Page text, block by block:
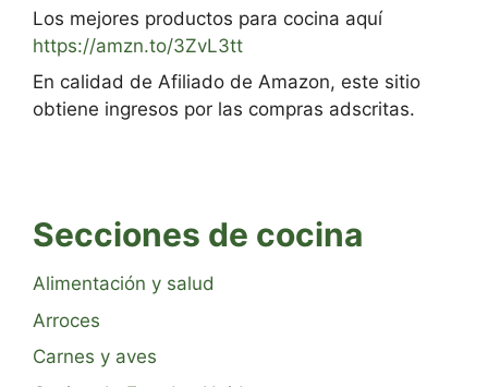
Los mejores productos para cocina aquí
https://amzn.to/3ZvL3tt
En calidad de Afiliado de Amazon, este sitio
obtiene ingresos por las compras adscritas.
Secciones de cocina
Alimentación y salud
Arroces
Carnes y aves